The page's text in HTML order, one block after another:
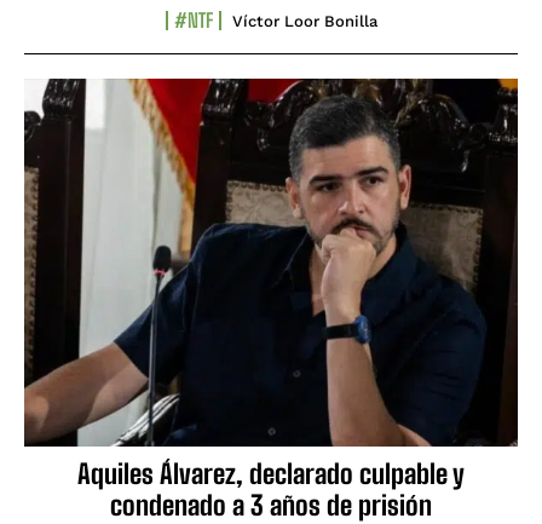
#NTF Víctor Loor Bonilla
Aquiles Álvarez, declarado culpable y
condenado a 3 años de prisión